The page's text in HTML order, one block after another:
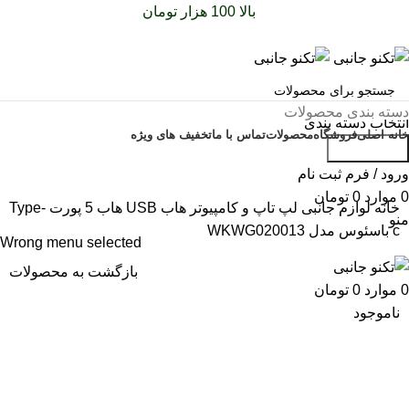
بالا 100 هزار تومان
انتخاب دسته بندی
ورود / فرم ثبت نام
0 موارد 0 تومان
منو
Wrong menu selected
0 موارد 0 تومان
دسته بندی محصولات
خانه اصلیفروشگاهمحصولاتتماس با ماتخفیف های ویژه
خانهلوازم جانبی لپ تاپ و کامپیوتر هاب USB
هاب 5 پورت Type-
c باسئوس مدل WKWG020013
بازگشت به محصولات
ناموجود